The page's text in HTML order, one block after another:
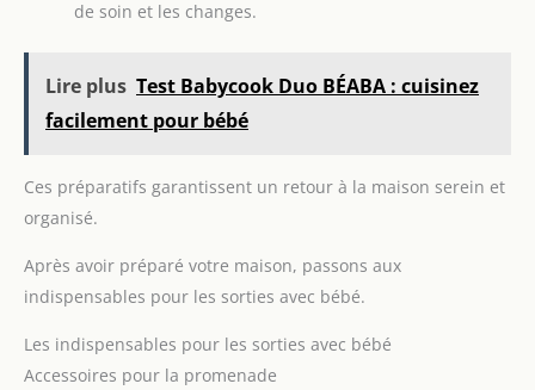
confort sur les longs trajets. Le siège est équipé d'une assise
montage du siège avec les ceintures de sécurité de la voiture
est très simple et rapide - des guides spéciaux et clairement
indiqués aident beaucoup
de soin et les changes.
Lire plus Test Babycook Duo BÉABA : cuisinez
facilement pour bébé
Ces préparatifs garantissent un retour à la maison serein et
organisé.
Après avoir préparé votre maison, passons aux
indispensables pour les sorties avec bébé.
Les indispensables pour les sorties avec bébé
Accessoires pour la promenade